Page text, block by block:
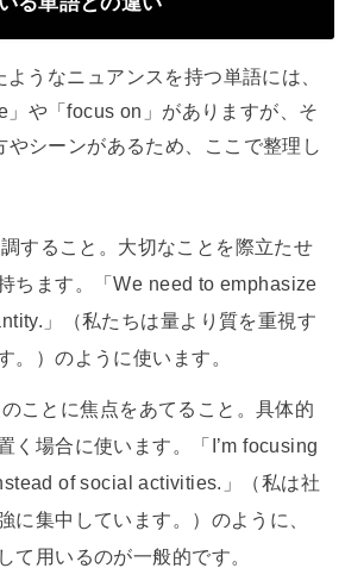
ようなニュアンスを持つ単語には、
や「focus on」がありますが、そ
やシーンがあるため、ここで整理し
調すること。大切なことを際立たせ
ちます。「We need to emphasize
」（私たちは量より質を重視す
。）のように使います。
のことに焦点をあてること。具体的
く場合に使います。「I’m focusing
of social activities.」（私は社
に集中しています。）のように、
て用いるのが一般的です。